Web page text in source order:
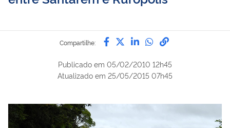
Compartilhe: Compartilhe por Facebook
Compartilhe por Twitter
Compartilhe por
Compartilhe
link para
Publicado em 05/02/2010 12h45
Atualizado em 25/05/2015 07h45